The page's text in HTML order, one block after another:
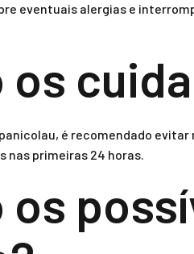
eventuais alergias e
os
é recomendado
nas primeiras 24 horas.
os